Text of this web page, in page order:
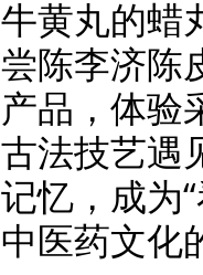
牛黄丸的蜡
尝陈李济陈
产品，体验
古法技艺遇
记忆，成为
中医药文化